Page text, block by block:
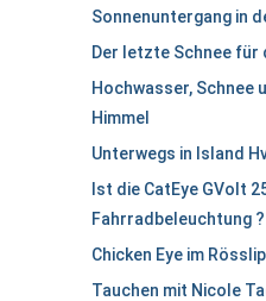
Sonnenuntergang in
Der letzte Schnee für
Hochwasser, Schnee
Himmel
Unterwegs in Island
Ist die CatEye GVolt
Fahrradbeleuchtung ?
Chicken Eye im
Tauchen mit Nicole